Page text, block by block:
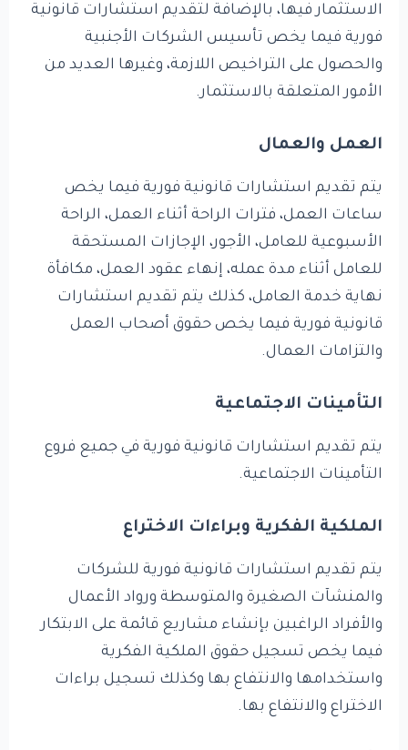
الاستثمار فيها، بالإضافة لتقديم استشارات قانونية
فورية فيما يخص تأسيس الشركات الأجنبية
والحصول على التراخيص اللازمة، وغيرها العديد من
الأمور المتعلقة بالاستثمار.
العمل والعمال
يتم تقديم استشارات قانونية فورية فيما يخص
ساعات العمل، فترات الراحة أثناء العمل، الراحة
الأسبوعية للعامل، الأجور، الإجازات المستحقة
للعامل أثناء مدة عمله، إنهاء عقود العمل، مكافأة
نهاية خدمة العامل، كذلك يتم تقديم استشارات
قانونية فورية فيما يخص حقوق أصحاب العمل
والتزامات العمال.
التأمينات الاجتماعية
يتم تقديم استشارات قانونية فورية في جميع فروع
التأمينات الاجتماعية.
الملكية الفكرية وبراءات الاختراع
يتم تقديم استشارات قانونية فورية للشركات
والمنشآت الصغيرة والمتوسطة ورواد الأعمال
والأفراد الراغبين بإنشاء مشاريع قائمة على الابتكار
فيما يخص تسجيل حقوق الملكية الفكرية
واستخدامها والانتفاع بها وكذلك تسجيل براءات
الاختراع والانتفاع بها.